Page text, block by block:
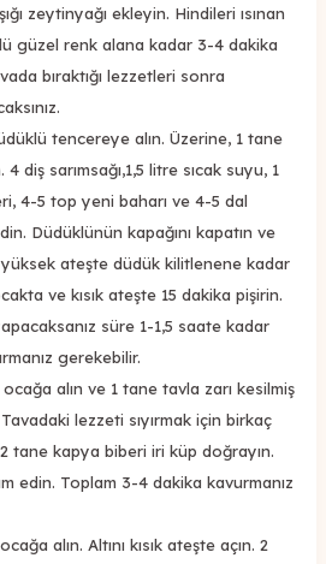
zeytinyağı ekleyin. Hindileri ısınan
güzel renk alana kadar 3-4 dakika
bıraktığı lezzetleri sonra
tencereye alın. Üzerine, 1 tane
4 diş sarımsağı,1,5 litre sıcak suyu, 1
4-5 top yeni baharı ve 4-5 dal
. Düdüklünün kapağını kapatın ve
ateşte düdük kilitlenene kadar
ve kısık ateşte 15 dakika pişirin.
süre 1-1,5 saate kadar
gerekebilir.
alın ve 1 tane tavla zarı kesilmiş
Tavadaki lezzeti sıyırmak için birkaç
2 tane kapya biberi iri küp doğrayın.
edin. Toplam 3-4 dakika kavurmanız
alın. Altını kısık ateşte açın. 2